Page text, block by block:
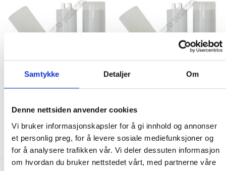
Samtykke Detaljer Om
Denne nettsiden anvender cookies
Vi bruker informasjonskapsler for å gi innhold og annonser
et personlig preg, for å levere sosiale mediefunksjoner og
for å analysere trafikken vår. Vi deler dessuten informasjon
om hvordan du bruker nettstedet vårt, med partnerne våre
KONDENSATORER KONDENSATORER